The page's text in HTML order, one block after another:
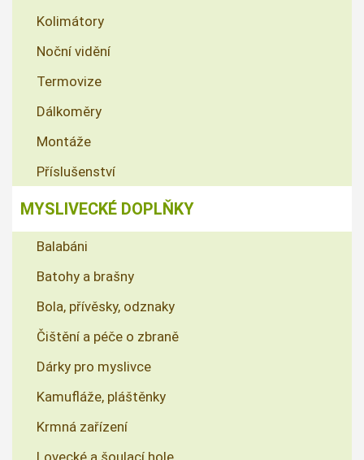
Kolimátory
Noční vidění
Termovize
Dálkoměry
Montáže
Příslušenství
MYSLIVECKÉ DOPLŇKY
Balabáni
Batohy a brašny
Bola, přívěsky, odznaky
Čištění a péče o zbraně
Dárky pro myslivce
Kamufláže, pláštěnky
Krmná zařízení
Lovecké a šoulací hole